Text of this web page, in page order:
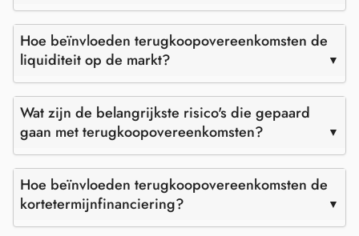
Hoe beïnvloeden terugkoopovereenkomsten de
liquiditeit op de markt?
Wat zijn de belangrijkste risico's die gepaard
gaan met terugkoopovereenkomsten?
Hoe beïnvloeden terugkoopovereenkomsten de
kortetermijnfinanciering?